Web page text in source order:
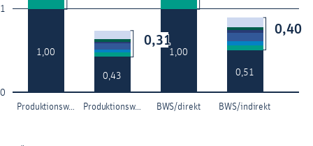
0,31
0,31
0,40
0,40
Produktionsw… Produktionsw… BWS/direkt BWS/indirekt
0
1
1,00
1,00
0,43
0,43
1,00
1,00
0,51
0,51